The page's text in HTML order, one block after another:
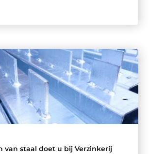
van staal doet u bij Verzinkerij